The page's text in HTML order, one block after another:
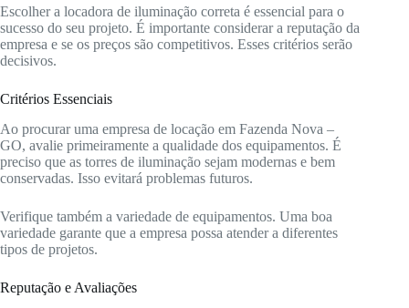
Escolher a locadora de iluminação correta é essencial para o
sucesso do seu projeto. É importante considerar a reputação da
empresa e se os preços são competitivos. Esses critérios serão
decisivos.
Critérios Essenciais
Ao procurar uma empresa de locação em Fazenda Nova –
GO, avalie primeiramente a qualidade dos equipamentos. É
preciso que as torres de iluminação sejam modernas e bem
conservadas. Isso evitará problemas futuros.
Verifique também a variedade de equipamentos. Uma boa
variedade garante que a empresa possa atender a diferentes
tipos de projetos.
Reputação e Avaliações